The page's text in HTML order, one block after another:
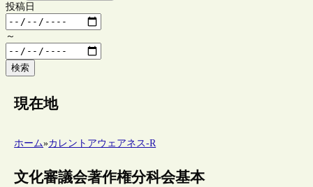
投稿日
～
検索
現在地
ホーム»カレントアウェアネス-R
文化審議会著作権分科会基本